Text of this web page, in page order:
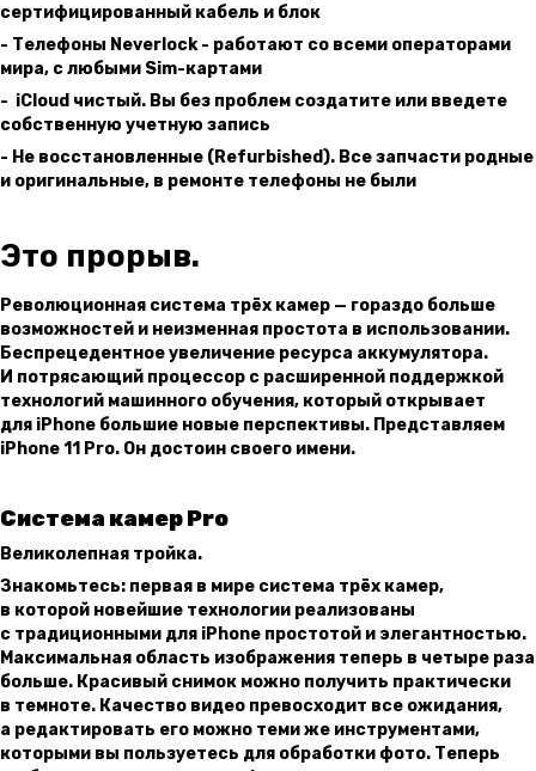
сертифицированный кабель и блок
- Телефоны Neverlock - работают со всеми операторами
мира, с любыми Sim-картами
- iCloud чистый. Вы без проблем создатите или введете
собственную учетную запись
- Не восcтановленные (Refurbished). Все запчасти родные
и оригинальные, в ремонте телефоны не были
Это прорыв.
Революционная система трёх камер — гораздо больше
возможностей и неизменная простота в использовании.
Беспрецедентное увеличение ресурса аккумулятора.
И потряса­ющий процессор с расши­ренной поддержкой
технологий машинного обучения, который открывает
для iPhone большие новые перспек­тивы. Представляем
iPhone 11 Pro. Он достоин своего имени.
Система камер Pro
Великолеп­ная тройка.
Знакомьтесь: первая в мире система трёх камер,
в которой новейшие технологии реализованы
с традиционными для iPhone простотой и элегантностью.
Максимальная область изображения теперь в четыре раза
больше. Красивый снимок можно получить практически
в темноте. Качество видео превосходит все ожидания,
а редактировать его можно теми же инструментами,
которыми вы пользуетесь для обработки фото. Теперь